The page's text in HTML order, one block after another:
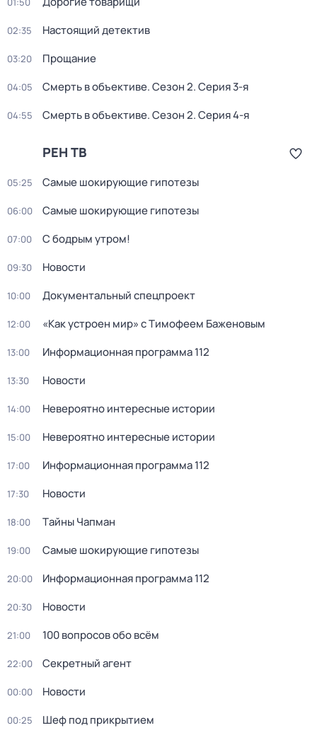
02:35 Настоящий детектив
03:20 Прощание
04:05 Смерть в объективе. Сезон 2. Серия 3-я
04:55 Смерть в объективе. Сезон 2. Серия 4-я
РЕН ТВ
05:25 Самые шoкиpующие гипотезы
06:00 Самые шoкиpующие гипотезы
07:00 С бодрым утром!
09:30 Новости
10:00 Документальный спецпроект
12:00 «Как устроен мир» с Тимофеем Баженовым
13:00 Информационная программа 112
13:30 Новости
14:00 Невероятно интересные истории
15:00 Невероятно интересные истории
17:00 Информационная программа 112
17:30 Новости
18:00 Тaйны Чапман
19:00 Самые шoкиpующие гипотезы
20:00 Информационная программа 112
20:30 Новости
21:00 100 вопросов обо всём
22:00 Секретный агент
00:00 Новости
00:25 Шеф под прикрытием